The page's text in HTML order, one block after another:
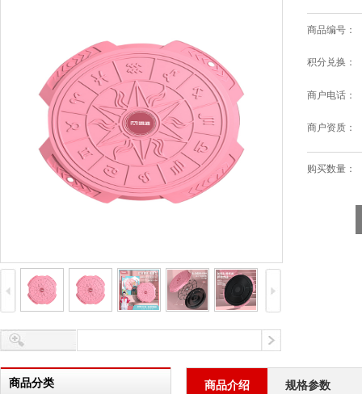
商品编号：
积分兑换：
商户电话：
商户资质：
购买数量：
商品分类 商品介绍 规格参数